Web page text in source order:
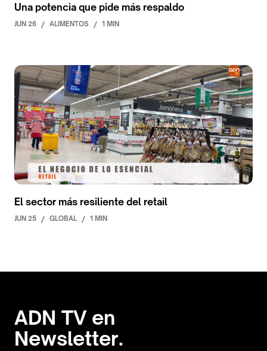
Una potencia que pide más respaldo
JUN 26 / ALIMENTOS / 1 MIN
El sector más resiliente del retail
JUN 25 / GLOBAL / 1 MIN
ADN TV en
Newsletter.